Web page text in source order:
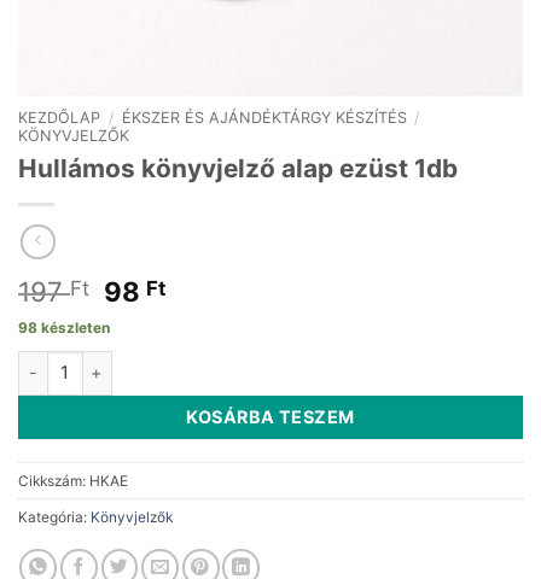
KEZDŐLAP / ÉKSZER ÉS AJÁNDÉKTÁRGY KÉSZÍTÉS /
KÖNYVJELZŐK
Hullámos könyvjelző alap ezüst 1db
197Ft
Original
price
was:
98 FtCurrent
98 készleten
Hullámos könyvjelző alap ezüst 1db mennyiség
KOSÁRBA TESZEM
Cikkszám: HKAE
Kategória: Könyvjelzők